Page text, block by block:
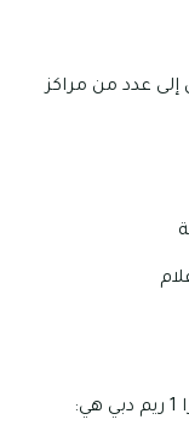
دبي الوصول إلى عدد من مراكز